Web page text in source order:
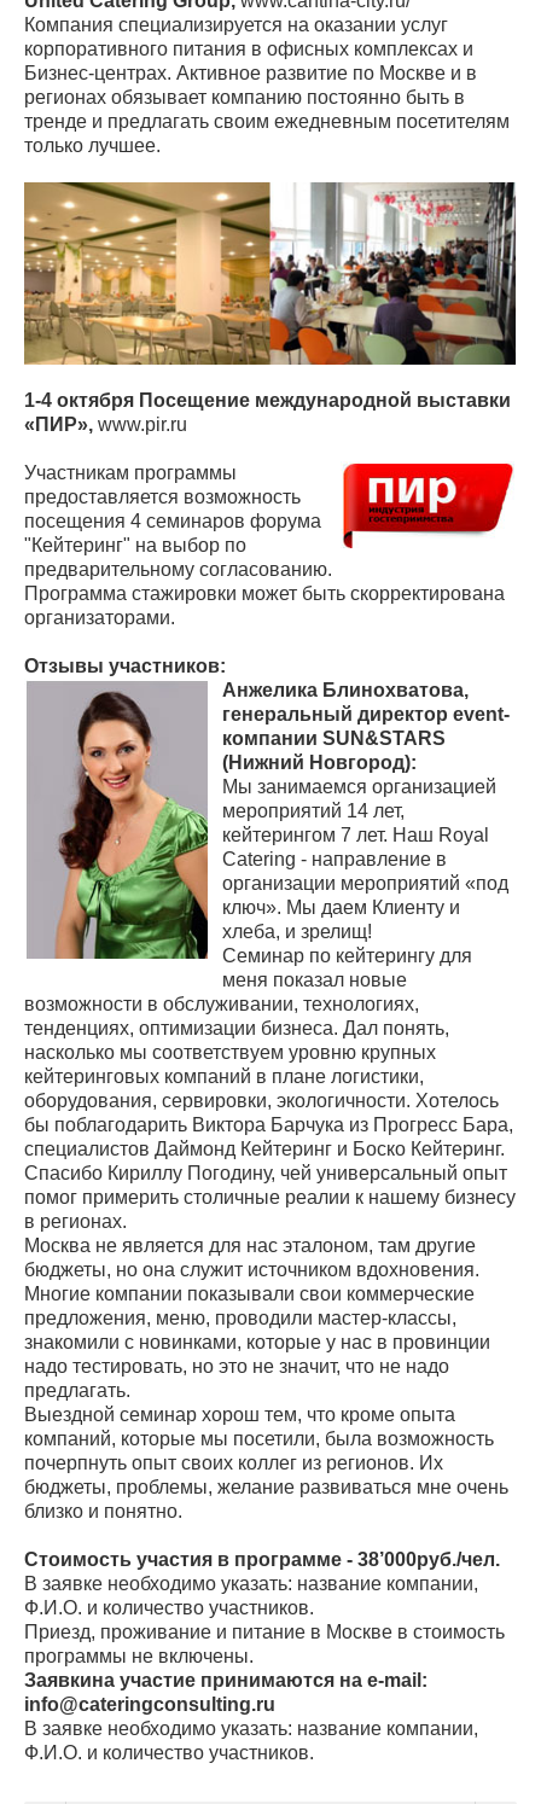
Компания специализируется на оказании услуг
корпоративного питания в офисных комплексах и
Бизнес-центрах. Активное развитие по Москве и в
регионах обязывает компанию постоянно быть в
тренде и предлагать своим ежедневным посетителям
только лучшее.
1-4 октября Посещение международной выставки
«ПИР», www.pir.ru
Участникам программы
предоставляется возможность
посещения 4 семинаров форума
"Кейтеринг" на выбор по
предварительному согласованию.
Программа стажировки может быть скорректирована
организаторами.
Отзывы участников:
Анжелика Блинохватова,
генеральный директор event-
компании SUN&STARS
(Нижний Новгород):
Мы занимаемся организацией
мероприятий 14 лет,
кейтерингом 7 лет. Наш Royal
Catering - направление в
организации мероприятий «под
ключ». Мы даем Клиенту и
хлеба, и зрелищ!
Семинар по кейтерингу для
меня показал новые
возможности в обслуживании, технологиях,
тенденциях, оптимизации бизнеса. Дал понять,
насколько мы соответствуем уровню крупных
кейтеринговых компаний в плане логистики,
оборудования, сервировки, экологичности. Хотелось
бы поблагодарить Виктора Барчука из Прогресс Бара,
специалистов Даймонд Кейтеринг и Боско Кейтеринг.
Спасибо Кириллу Погодину, чей универсальный опыт
помог примерить столичные реалии к нашему бизнесу
в регионах.
Москва не является для нас эталоном, там другие
бюджеты, но она служит источником вдохновения.
Многие компании показывали свои коммерческие
предложения, меню, проводили мастер-классы,
знакомили с новинками, которые у нас в провинции
надо тестировать, но это не значит, что не надо
предлагать.
Выездной семинар хорош тем, что кроме опыта
компаний, которые мы посетили, была возможность
почерпнуть опыт своих коллег из регионов. Их
бюджеты, проблемы, желание развиваться мне очень
близко и понятно.
Стоимость участия в программе - 38’000руб./чел.
В заявке необходимо указать: название компании,
Ф.И.О. и количество участников.
Приезд, проживание и питание в Москве в стоимость
программы не включены.
Заявкина участие принимаются на e-mail:
info@cateringconsulting.ru
В заявке необходимо указать: название компании,
Ф.И.О. и количество участников.